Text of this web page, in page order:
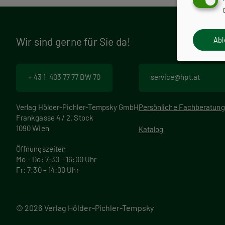
r
a
m
Wir sind gerne für Sie da!
+ 43 1 403 77 77 DW 70
Verlag Hölder-Pichler-Tempsky GmbH
Frankgasse 4 / 2. Stock
1090 Wien
Öffnungszeiten
Mo – Do: 7:30 – 16:00 Uhr
Fr: 7:30 – 14:00 Uhr
service@hpt.at
Persönliche Fachberatung
Katalog
© 2026 Verlag Hölder-Pichler-Tempsky